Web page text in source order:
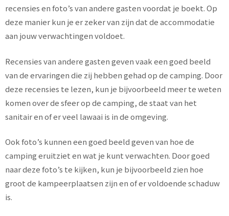
recensies en foto’s van andere gasten voordat je boekt. Op
deze manier kun je er zeker van zijn dat de accommodatie
aan jouw verwachtingen voldoet.
Recensies van andere gasten geven vaak een goed beeld
van de ervaringen die zij hebben gehad op de camping. Door
deze recensies te lezen, kun je bijvoorbeeld meer te weten
komen over de sfeer op de camping, de staat van het
sanitair en of er veel lawaai is in de omgeving.
Ook foto’s kunnen een goed beeld geven van hoe de
camping eruitziet en wat je kunt verwachten. Door goed
naar deze foto’s te kijken, kun je bijvoorbeeld zien hoe
groot de kampeerplaatsen zijn en of er voldoende schaduw
is.